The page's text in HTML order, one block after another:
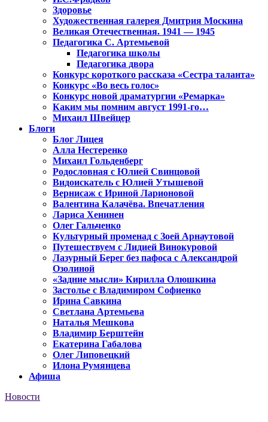
Здоровье
Художественная галерея Дмитрия Москина
Великая Отечественная. 1941 — 1945
Педагогика С. Артемьевой
Педагогика школы
Педагогика двора
Конкурс короткого рассказа «Сестра таланта»
Конкурс «Во весь голос»
Конкурс новой драматургии «Ремарка»
Каким мы помним август 1991-го…
Михаил Швейцер
Блоги
Блог Лицея
Алла Нестеренко
Михаил Гольденберг
Родословная с Юлией Свинцовой
Видоискатель с Юлией Утышевой
Вернисаж с Ириной Ларионовой
Валентина Калачёва. Впечатления
Лариса Хенинен
Олег Гальченко
Культурный променад с Зоей Арнаутовой
Путешествуем с Лидией Винокуровой
Лазурный Берег без пафоса с Александрой
Озолиной
«Задние мысли» Кирилла Олюшкина
Застолье с Владимиром Софиенко
Ирина Савкина
Светлана Артемьева
Наталья Мешкова
Владимир Берштейн
Екатерина Габалова
Олег Липовецкий
Илона Румянцева
Афиша
Новости